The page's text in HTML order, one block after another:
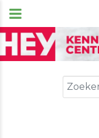
Zoeken